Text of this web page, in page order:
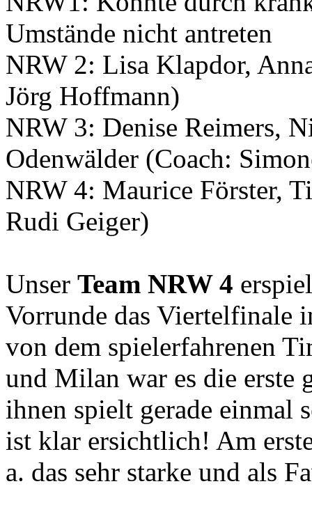
Umstände nicht antreten
NRW 2: Lisa Klapdor,
Jörg Hoffmann)
NRW 3: Denise Reimers,
Odenwälder (Coach:
NRW 4: Maurice Förster,
Rudi Geiger)
Unser Team NRW 4
Vorrunde das Viertelfinale
von dem spielerfahrenen
und Milan war es die erste
ihnen spielt gerade einmal
ist klar ersichtlich! Am
a. das sehr starke und als